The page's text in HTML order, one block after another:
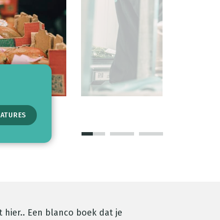
hier.. Een blanco boek dat je